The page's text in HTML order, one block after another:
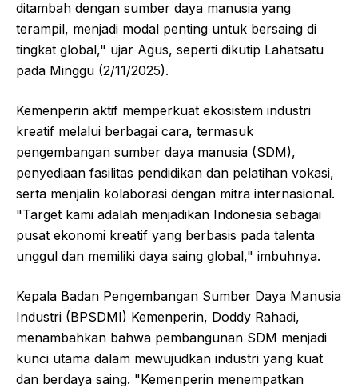
ditambah dengan sumber daya manusia yang
terampil, menjadi modal penting untuk bersaing di
tingkat global," ujar Agus, seperti dikutip Lahatsatu
pada Minggu (2/11/2025).
Kemenperin aktif memperkuat ekosistem industri
kreatif melalui berbagai cara, termasuk
pengembangan sumber daya manusia (SDM),
penyediaan fasilitas pendidikan dan pelatihan vokasi,
serta menjalin kolaborasi dengan mitra internasional.
"Target kami adalah menjadikan Indonesia sebagai
pusat ekonomi kreatif yang berbasis pada talenta
unggul dan memiliki daya saing global," imbuhnya.
Kepala Badan Pengembangan Sumber Daya Manusia
Industri (BPSDMI) Kemenperin, Doddy Rahadi,
menambahkan bahwa pembangunan SDM menjadi
kunci utama dalam mewujudkan industri yang kuat
dan berdaya saing. "Kemenperin menempatkan